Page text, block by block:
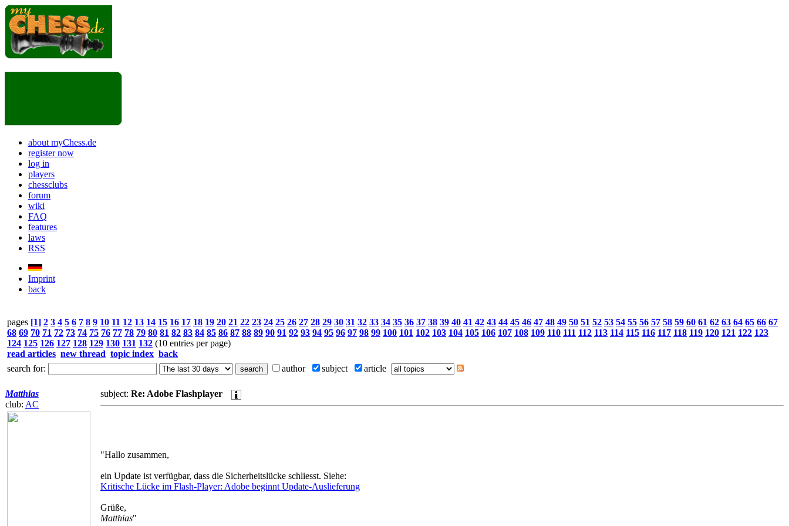
about myChess.de
register now
log in
players
chessclubs
forum
wiki
FAQ
features
laws
RSS
Imprint
back
pages [1] 2 3 4 5 6 7 8 9 10 11 12 13 14 15 16 17 18 19 20 21 22 23 24 25 26 27 28 29 30 31 32 33 34 35 36 37 38 39 40 41 42 43 44 45 46 47 48 49 50 51 52 53 54 55 56 57 58 59 60 61 62 63 64 65 66 67
68 69 70 71 72 73 74 75 76 77 78 79 80 81 82 83 84 85 86 87 88 89 90 91 92 93 94 95 96 97 98 99 100 101 102 103 104 105 106 107 108 109 110 111 112 113 114 115 116 117 118 119 120 121 122 123
124 125 126 127 128 129 130 131 132 (10 entries per page)
read articles new thread topic index back
search for:
author subject article
Matthias
club: AC
subject: Re: Adobe Flashplayer
"Hallo zusammen,
ein Update ist verfügbar, dass die Sicherheitslücke schliesst. Siehe:
Kritische Lücke im Flash-Player: Adobe beginnt Update-Auslieferung
Grüße,
Matthias"